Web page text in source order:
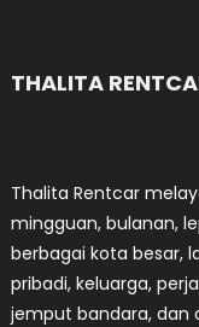
THALITA
Thalita Rentcar
mingguan, bulanan,
berbagai kota besar,
pribadi, keluarga,
jemput bandara, dan